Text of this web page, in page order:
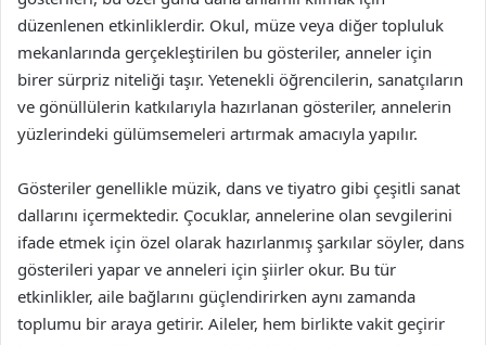
düzenlenen etkinliklerdir. Okul, müze veya diğer topluluk
mekanlarında gerçekleştirilen bu gösteriler, anneler için
birer sürpriz niteliği taşır. Yetenekli öğrencilerin, sanatçıların
ve gönüllülerin katkılarıyla hazırlanan gösteriler, annelerin
yüzlerindeki gülümsemeleri artırmak amacıyla yapılır.
Gösteriler genellikle müzik, dans ve tiyatro gibi çeşitli sanat
dallarını içermektedir. Çocuklar, annelerine olan sevgilerini
ifade etmek için özel olarak hazırlanmış şarkılar söyler, dans
gösterileri yapar ve anneleri için şiirler okur. Bu tür
etkinlikler, aile bağlarını güçlendirirken aynı zamanda
toplumu bir araya getirir. Aileler, hem birlikte vakit geçirir